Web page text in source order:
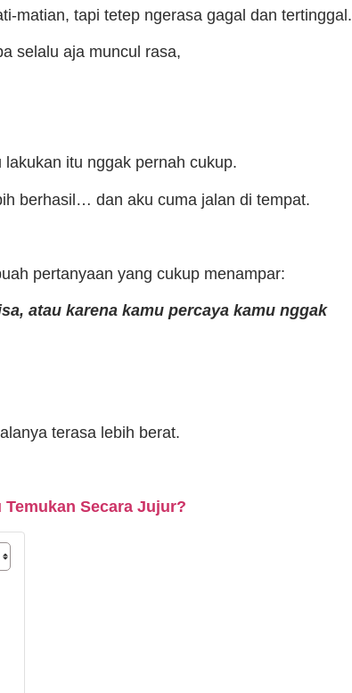
matian, tapi tetep ngerasa gagal dan tertinggal.
selalu aja muncul rasa,
itu nggak pernah cukup.
berhasil… dan aku cuma jalan di tempat.
pertanyaan yang cukup menampar:
atau karena kamu percaya kamu nggak
terasa lebih berat.
Secara Jujur?